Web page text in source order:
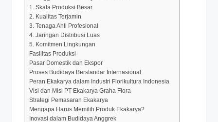
1. Skala Produksi Besar
2. Kualitas Terjamin
3. Tenaga Ahli Profesional
4. Jaringan Distribusi Luas
5. Komitmen Lingkungan
Fasilitas Produksi
Pasar Domestik dan Ekspor
Proses Budidaya Berstandar Internasional
Peran Ekakarya dalam Industri Florikultura Indonesia
Visi dan Misi PT Ekakarya Graha Flora
Strategi Pemasaran Ekakarya
Mengapa Harus Memilih Produk Ekakarya?
Inovasi dalam Budidaya Anggrek